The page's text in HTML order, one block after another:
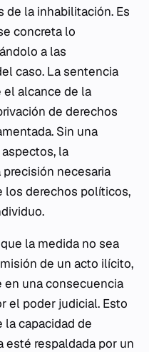
la inhabilitación. Es
concreta lo
a las
caso. La sentencia
alcance de la
de derechos
Sin una
la
necesaria
los derechos políticos,
la medida no sea
de un acto ilícito,
una consecuencia
el poder judicial. Esto
la capacidad de
respaldada por un